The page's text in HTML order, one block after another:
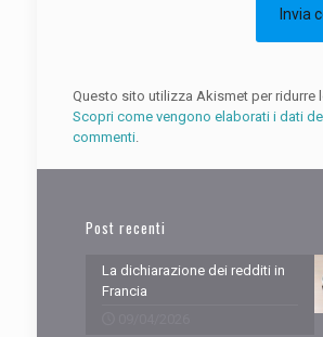
Questo sito utilizza Akismet per ridurre
Scopri come vengono elaborati i dati
commenti.
Post recenti
La dichiarazione dei redditi in
Francia